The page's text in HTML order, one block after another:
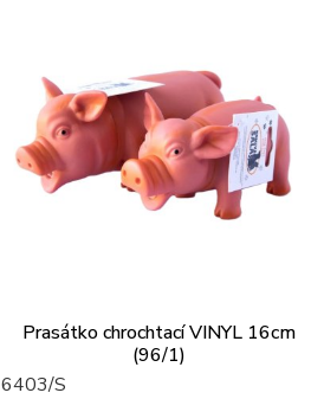
Prasátko chrochtací VINYL 16cm
(96/1)
6403/S